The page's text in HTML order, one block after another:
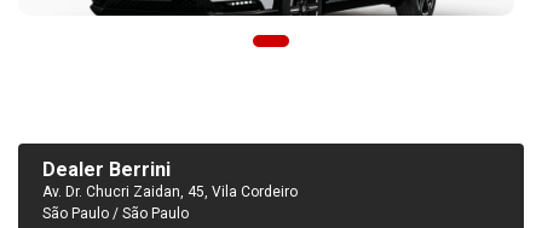
Dealer Berrini
Av. Dr. Chucri Zaidan, 45, Vila Cordeiro
São Paulo / São Paulo